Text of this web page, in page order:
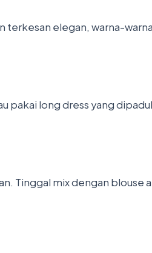
terkesan elegan, warna-
pakai long dress yang
Tinggal mix dengan blouse